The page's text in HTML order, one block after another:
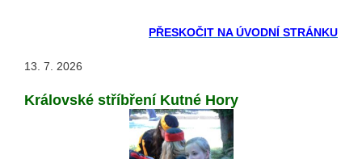
PŘESKOČIT NA ÚVODNÍ STRÁNKU
13. 7. 2026
Královské stříbření Kutné Hory